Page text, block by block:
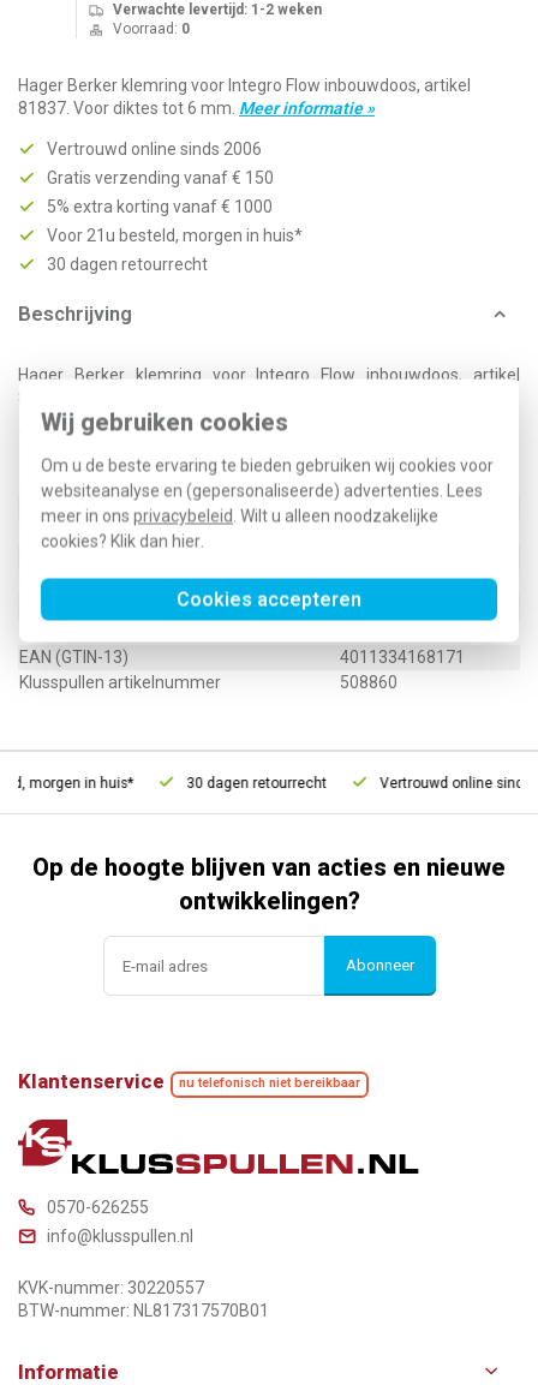
Wij gebruiken cookies
Om u de beste ervaring te bieden gebruiken wij cookies voor
websiteanalyse en (gepersonaliseerde) advertenties. Lees
meer in ons privacybeleid. Wilt u alleen noodzakelijke
cookies? Klik dan hier.
Cookies accepteren
Verwachte levertijd: 1-2 weken
Voorraad: 0
Hager Berker klemring voor Integro Flow inbouwdoos, artikel
81837. Voor diktes tot 6 mm. Meer informatie »
Vertrouwd online sinds 2006
Gratis verzending vanaf € 150
5% extra korting vanaf € 1000
Voor 21u besteld, morgen in huis*
30 dagen retourrecht
Beschrijving
Hager Berker klemring voor Integro Flow inbouwdoos, artikel
81837. Voor diktes tot 6 mm.
Technische specificaties
Specificatie
Waarde
Klemring
Type toebehoren/onderdelen
Geschikt voor inbouwdoos
Ja
EAN (GTIN-13)
4011334168171
Klusspullen artikelnummer
508860
morgen in huis* 30 dagen retourrecht Vertrouwd online sinds
Op de hoogte blijven van acties en nieuwe
ontwikkelingen?
Abonneer
Klantenservice nu telefonisch niet bereikbaar
0570-626255
info@klusspullen.nl
KVK-nummer: 30220557
BTW-nummer: NL817317570B01
Informatie